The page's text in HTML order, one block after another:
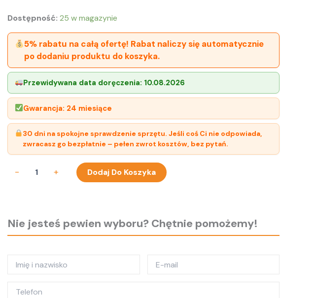
Dostępność: 25 w magazynie
5% rabatu na całą ofertę! Rabat naliczy się automatycznie
po dodaniu produktu do koszyka.
Przewidywana data doręczenia: 10.08.2026
Gwarancja: 24 miesiące
30 dni na spokojne sprawdzenie sprzętu. Jeśli coś Ci nie odpowiada,
zwracasz go bezpłatnie – pełen zwrot kosztów, bez pytań.
-
dla
RH2288H
EN3MCACC
+ Dodaj Do Koszyka
Nie jesteś pewien wyboru? Chętnie pomożemy!